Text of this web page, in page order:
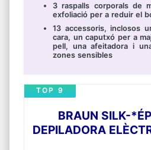
3 raspalls corporals de
exfoliació per a reduir el
13 accessoris, inclosos
cara, un caputxó per a
pell, una afeitadora i
zones sensibles
BRAUN SILK-
DEPILADORA
TOP 9